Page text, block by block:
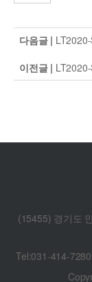
다음글 |
이전글 |
(15455) 경기도
Tel:031-414-